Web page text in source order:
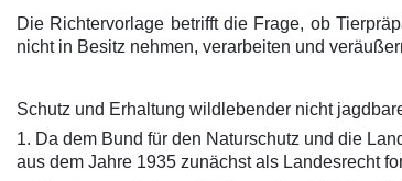
Die Richtervorlage betrifft die Frage, ob
nicht in Besitz nehmen, verarbeiten und
Schutz und Erhaltung wildlebender nicht
1. Da dem Bund für den Naturschutz und die
aus dem Jahre 1935 zunächst als Landesrecht